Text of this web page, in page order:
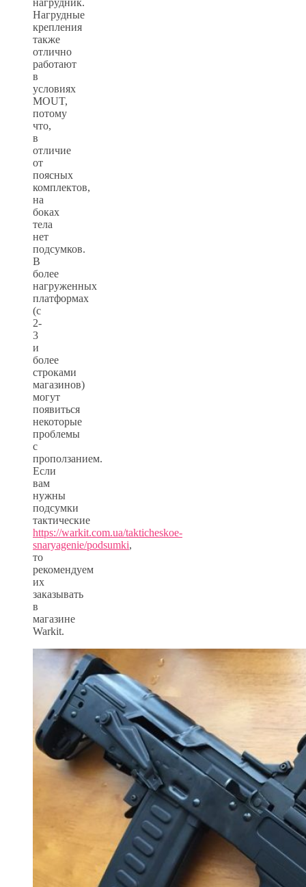
Нагрудные
крепления
также
отлично
работают
в
условиях
MOUT,
потому
что,
в
отличие
от
поясных
комплектов,
на
боках
тела
нет
подсумков.
В
более
нагруженных
платформах
(с
2-
3
и
более
строками
магазинов)
могут
появиться
некоторые
проблемы
с
проползанием.
Если
вам
нужны
подсумки
тактические
https://warkit.com.ua/takticheskoe-
snaryagenie/podsumki,
то
рекомендуем
их
заказывать
в
магазине
Warkit.